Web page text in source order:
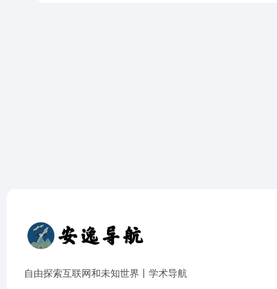
自由探索互联网和未知世界丨学术导航